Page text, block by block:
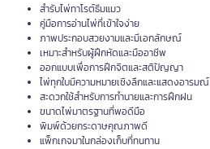
สำรับไพ่ทาโรต์ธีมแมว
คู่มือการอ่านไพ่ที่เข้าใจง่าย
ภาพประกอบสวยงามและมีเอกลักษณ์
เหมาะสำหรับผู้ฝึกหัดและมืออาชีพ
ออกแบบเพื่อการฝึกจิตและสติปัญญา
ไพ่ทุกใบมีความหมายเชิงลึกและแสดงอารมณ์
สะดวกใช้สำหรับการทำนายและการฝึกฝน
ขนาดไพ่มาตรฐานที่พอดีมือ
พิมพ์ด้วยกระดาษคุณภาพดี
แพ็กเกจมาในกล่องเก็บที่ทนทาน